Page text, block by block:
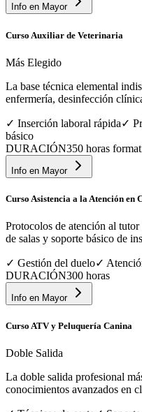
Info en Mayor
Curso Auxiliar de Veterinaria
Más Elegido
La base técnica elemental
enfermería, desinfección
✓ Inserción laboral rápida✓
básico
DURACIÓN350 horas
Info en Mayor
Curso Asistencia a la Atención en
Protocolos de atención al
de salas y soporte básico de
✓ Gestión del duelo✓
DURACIÓN300 horas
Info en Mayor
Curso ATV y Peluquería Canina
Doble Salida
La doble salida profesional
conocimientos avanzados en